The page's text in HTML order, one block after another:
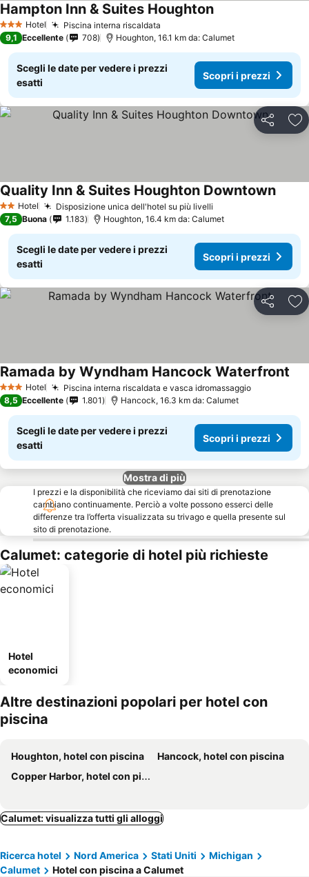
3 StelleHotel Piscina interna riscaldata
Hampton Inn & Suites Houghton
9,1 Eccellente 708 Houghton, 16.1 km da: Calumet
Scegli le date per vedere i prezzi
esatti
Scopri i prezzi
Condividi
2 StelleHotel Disposizione unica dell'hotel su più livelli
Quality Inn & Suites Houghton Downtown
7,5 Buona 1.183 Houghton, 16.4 km da: Calumet
Scegli le date per vedere i prezzi
esatti
Scopri i prezzi
Condividi
3 StelleHotel Piscina interna riscaldata e vasca idromassaggio
Ramada by Wyndham Hancock Waterfront
8,5 Eccellente 1.801 Hancock, 16.3 km da: Calumet
Scegli le date per vedere i prezzi
esatti
Scopri i prezzi
Mostra di più
I prezzi e la disponibilità che riceviamo dai siti di prenotazione
cambiano continuamente. Perciò a volte possono esserci delle
differenze tra l’offerta visualizzata su trivago e quella presente sul
sito di prenotazione.
Calumet: categorie di hotel più richieste
Hotel
economici
Altre destinazioni popolari per hotel con
piscina
Houghton, hotel con piscina
Hancock, hotel con piscina
Copper Harbor, hotel con piscina
Calumet: visualizza tutti gli alloggi
Ricerca hotel Nord America Stati Uniti
Michigan
Calumet
Hotel con piscina a Calumet